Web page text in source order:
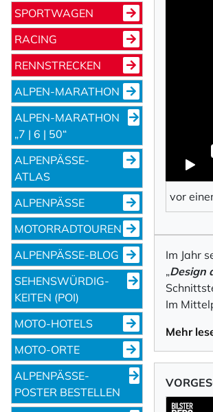
SPORTWAGEN
RACING
RENNSTRECKEN
ALPEN-MARATHON
ALPEN-MARATHON
„7 | 6 | 50“
ALPENPÄSSE-
ATLAS
ALPENPÄSSE
MOTORRADTOUREN
ALPENPÄSSE-BLOG
SEHENS­WÜRDIG­
KEITEN (POI)
MOTO-HOTELS
MOTO-ORTE
ALPENPÄSSE-
POSTER BESTELLEN
vor
Im Jahr
„Design
Im
Mehr